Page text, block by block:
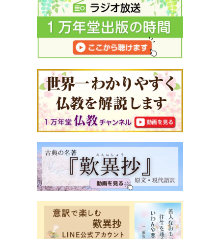
子どもの言動を、被害的にとってしまう
親が、過度の責任感を持っている
[コラム]
キレない子に育てるには、どういうことに気をつけた
らよいのでしょうか
(16) 母親のサポート 1
子どもを守ろうとするなら、まず、それを支えている
お母さんを守らなければなりません
(17) 母親のサポート 2
母親に休日はない
(18) 母親のサポート 3
お母さんが働くことは、子どもにとって、プラス? マ
イナス?
(19) 母親のサポート 4
共働きで、子どもに接する時間を、じゅうぶんとるこ
とができないとき、どうしたらいいのか